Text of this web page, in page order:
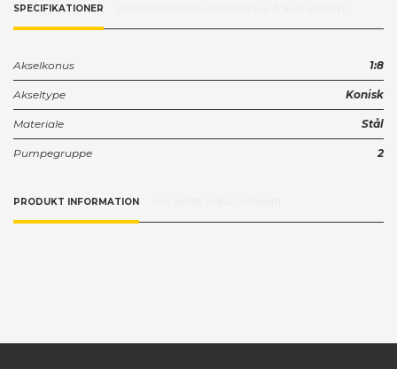
SPECIFIKATIONER
Akselkonus 1:8
Akseltype Konisk
Materiale Stål
Pumpegruppe 2
PRODUKT INFORMATION